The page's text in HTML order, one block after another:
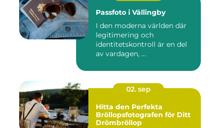
Passfoto i Vällingby
I den moderna världen där
legitimering och
identitetskontroll är en del
av vardagen, ...
02. sep
Hitta den Perfekta
Bröllopsfotografen för Ditt
Drömbröllop